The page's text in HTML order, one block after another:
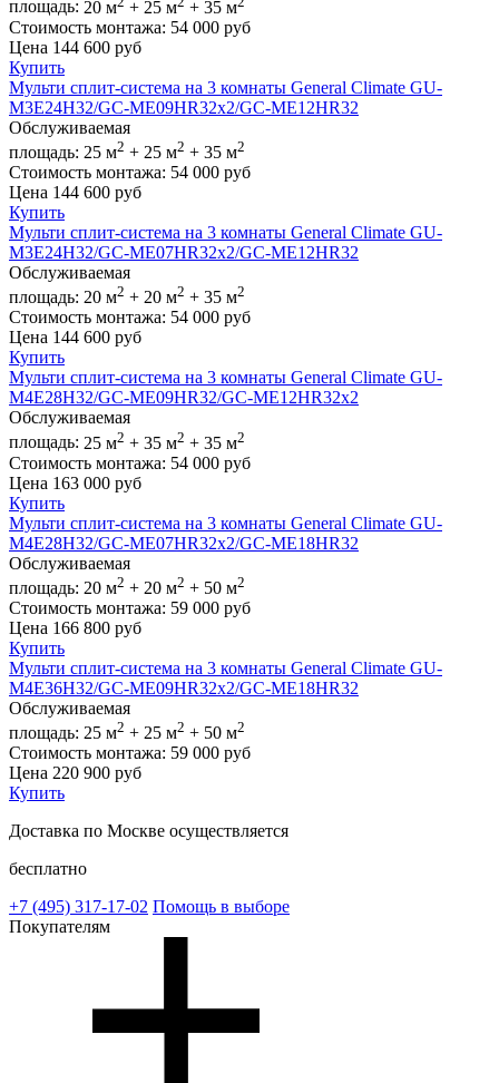
площадь: 20 м + 25 м + 35 м
Стоимость монтажа: 54 000 руб
Цена 144 600 руб
Купить
Мульти сплит-система на 3 комнаты General Climate GU-
M3E24H32/GC-ME09HR32x2/GC-ME12HR32
Обслуживаемая
площадь: 25 м2 + 25 м2 + 35 м2
Стоимость монтажа: 54 000 руб
Цена 144 600 руб
Купить
Мульти сплит-система на 3 комнаты General Climate GU-
M3E24H32/GC-ME07HR32x2/GC-ME12HR32
Обслуживаемая
площадь: 20 м2 + 20 м2 + 35 м2
Стоимость монтажа: 54 000 руб
Цена 144 600 руб
Купить
Мульти сплит-система на 3 комнаты General Climate GU-
M4E28H32/GC-ME09HR32/GC-ME12HR32x2
Обслуживаемая
площадь: 25 м2 + 35 м2 + 35 м2
Стоимость монтажа: 54 000 руб
Цена 163 000 руб
Купить
Мульти сплит-система на 3 комнаты General Climate GU-
M4E28H32/GC-ME07HR32x2/GC-ME18HR32
Обслуживаемая
площадь: 20 м2 + 20 м2 + 50 м2
Стоимость монтажа: 59 000 руб
Цена 166 800 руб
Купить
Мульти сплит-система на 3 комнаты General Climate GU-
M4E36H32/GC-ME09HR32x2/GC-ME18HR32
Обслуживаемая
площадь: 25 м2 + 25 м2 + 50 м2
Стоимость монтажа: 59 000 руб
Цена 220 900 руб
Купить
Доставка по Москве осуществляется
бесплатно
+7 (495) 317-17-02 Помощь в выборе
Покупателям